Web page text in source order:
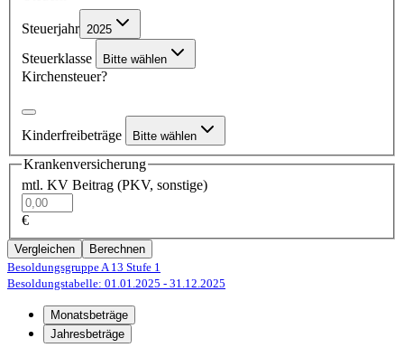
Steuerjahr 2025
Steuerklasse Bitte wählen
Kirchensteuer?
Kinderfreibeträge Bitte wählen
Krankenversicherung
mtl. KV Beitrag (PKV, sonstige)
€
Vergleichen
Berechnen
Besoldungsgruppe A 13 Stufe 1
Besoldungstabelle: 01.01.2025 - 31.12.2025
Monatsbeträge
Jahresbeträge